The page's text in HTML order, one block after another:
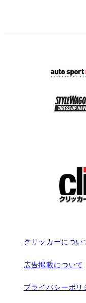
クリッカーについ
広告掲載について
プライバシーポリ